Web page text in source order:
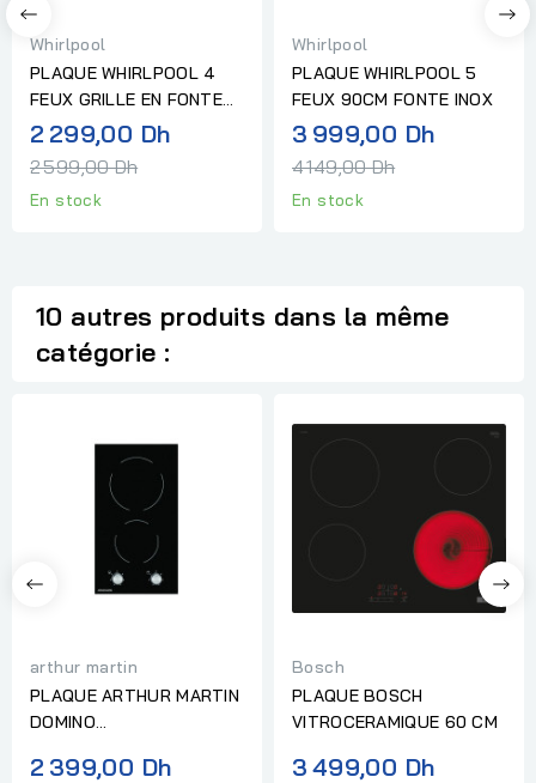
Whirlpool
PLAQUE WHIRLPOOL 4
FEUX GRILLE EN FONTE
INOX
2 299,00 DhPrix
2 599,00 Dh
En stock
Whirlpool
PLAQUE WHIRLPOOL 5
FEUX 90CM FONTE INOX
3 999,00 DhPrix
4 149,00 Dh
En stock
10 autres produits dans la même
catégorie :
arthur martin
PLAQUE ARTHUR MARTIN
DOMINO
2 399,00 Dh
Bosch
PLAQUE BOSCH
VITROCERAMIQUE 60 CM
3 499,00 Dh